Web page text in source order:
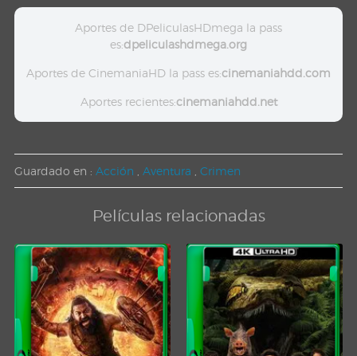
Aportes de DPeliculasHDmega la pass
es:dpeliculashdmega.org
Aportes de CinemaniaHD la pass es:cinemaniahdd.com
Aportes recientes:cinemaniahdd.net
Guardado en : Acción Aventura Crimen
Películas relacionadas